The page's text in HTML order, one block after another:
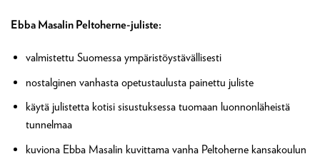
Ebba Masalin Peltoherne-juliste:
valmistettu Suomessa ympäristöystävällisesti
nostalginen vanhasta opetustaulusta painettu juliste
käytä julistetta kotisi sisustuksessa tuomaan luonnonläheistä
tunnelmaa
kuviona Ebba Masalin kuvittama vanha Peltoherne kansakoulun